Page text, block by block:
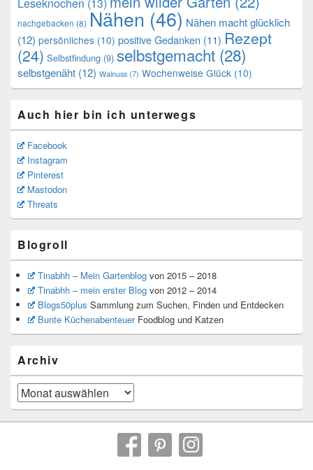
nachgebacken (8) Nähen (46) Nähen macht glücklich
(12) persönliches (10) positive Gedanken (11) Rezept
(24) Selbstfindung (9) selbstgemacht (28)
selbstgenäht (12) Walnuss (7) Wochenweise Glück (10)
Auch hier bin ich unterwegs
Facebook
Instagram
Pinterest
Mastodon
Threats
Blogroll
Tinabhh – Mein Gartenblogvon 2015 – 2018
Tinabhh – mein erster Blogvon 2012 – 2014
Blogs50plus Sammlung zum Suchen, Finden und Entdecken
Bunte KüchenabenteuerFoodblog und Katzen
Archiv
Archiv